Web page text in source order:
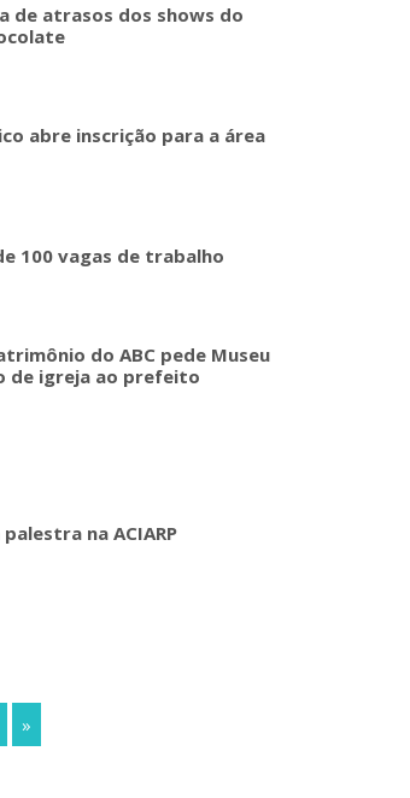
de atrasos dos shows do
abre inscrição para a área
100 vagas de trabalho
do ABC pede Museu
de igreja ao prefeito
na ACIARP
»